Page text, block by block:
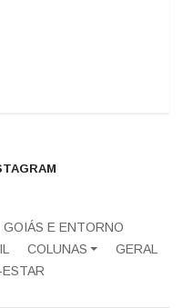
GOIÁS E ENTORNO
COLUNAS
GERAL